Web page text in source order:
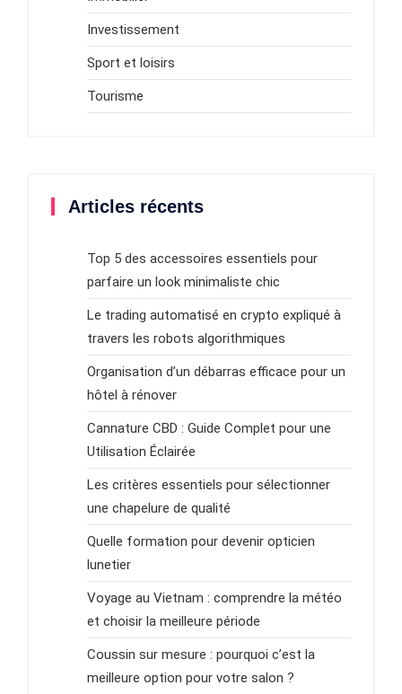
Investissement
Sport et loisirs
Tourisme
Articles récents
Top 5 des accessoires essentiels pour
parfaire un look minimaliste chic
Le trading automatisé en crypto expliqué à
travers les robots algorithmiques
Organisation d’un débarras efficace pour un
hôtel à rénover
Cannature CBD : Guide Complet pour une
Utilisation Éclairée
Les critères essentiels pour sélectionner
une chapelure de qualité
Quelle formation pour devenir opticien
lunetier
Voyage au Vietnam : comprendre la météo
et choisir la meilleure période
Coussin sur mesure : pourquoi c’est la
meilleure option pour votre salon ?